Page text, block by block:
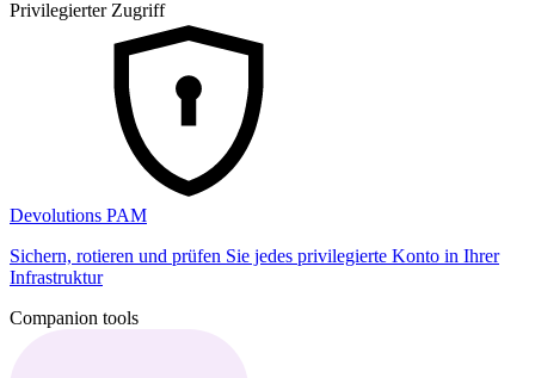
Privilegierter Zugriff
Devolutions PAM
Sichern, rotieren und prüfen Sie jedes privilegierte Konto in Ihrer
Infrastruktur
Companion tools